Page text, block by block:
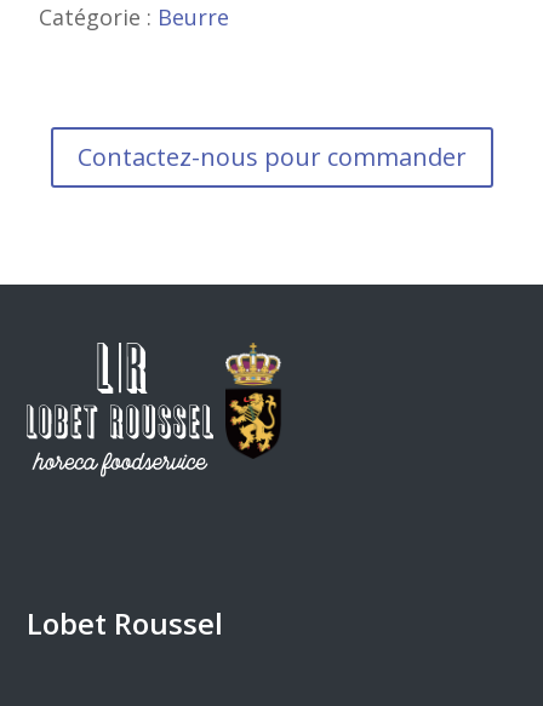
Catégorie : Beurre
Contactez-nous pour commander
Lobet Roussel